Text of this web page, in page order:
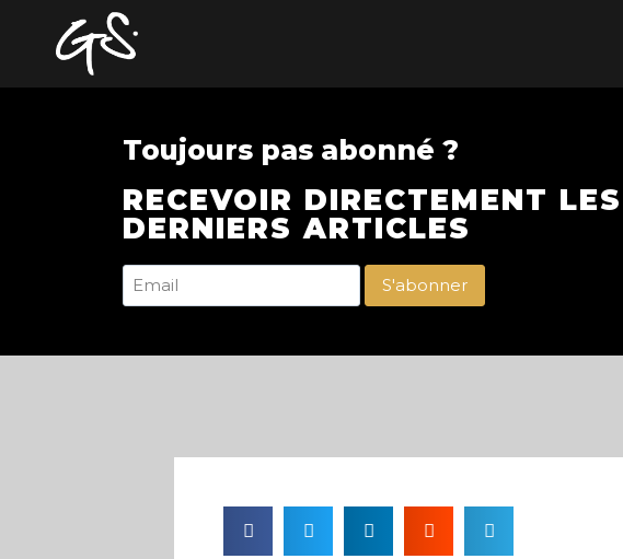
Toujours pas abonné ?
RECEVOIR DIRECTEMENT LES
DERNIERS ARTICLES